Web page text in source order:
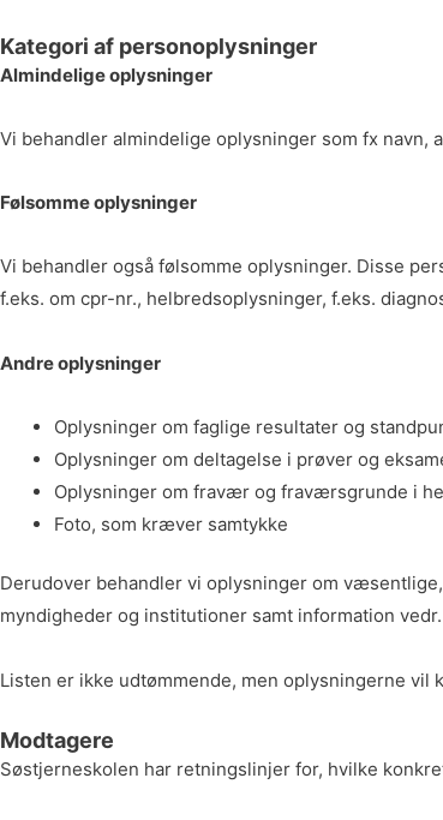
Kategori af personoplysninger
Almindelige oplysninger
Vi behandler almindelige oplysninger som fx
Følsomme oplysninger
Vi behandler også følsomme oplysninger. Disse
f.eks. om cpr-nr., helbredsoplysninger, f.eks.
Andre oplysninger
Oplysninger om faglige resultater og
Oplysninger om deltagelse i prøver og
Oplysninger om fravær og fraværsgrunde i
Foto, som kræver samtykke
Derudover behandler vi oplysninger om
myndigheder og institutioner samt information
Listen er ikke udtømmende, men oplysningerne
Modtagere
Søstjerneskolen har retningslinjer for, hvilke